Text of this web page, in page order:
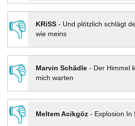
👎
KRiSS- Und plötzlich schlägt
wie meins
👎 Marvin Schädle- Der Himmel
mich warten
👎
Meltem Acikgöz- Explosion In